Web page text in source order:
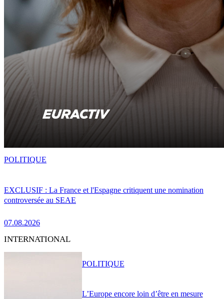
EXCLUSIF : La France et l'Espagne critiquent une nomination
controversée au SEAE
07.08.2026
POLITIQUE
INTERNATIONAL
L’Europe encore loin d’être en mesure
POLITIQUE